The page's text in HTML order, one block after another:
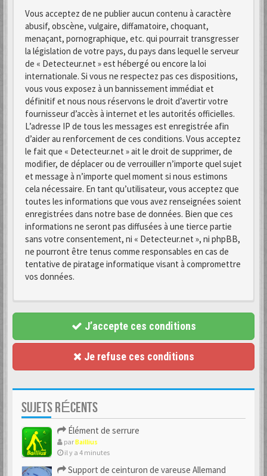
Vous acceptez de ne publier aucun contenu à caractère
abusif, obscène, vulgaire, diffamatoire, choquant,
menaçant, pornographique, etc. qui pourrait transgresser
la législation de votre pays, du pays dans lequel le serveur
de « Detecteur.net » est hébergé ou encore la loi
internationale. Si vous ne respectez pas ces dispositions,
vous vous exposez à un bannissement immédiat et
définitif et nous nous réservons le droit d’avertir votre
fournisseur d’accès à internet et les autorités officielles.
L’adresse IP de tous les messages est enregistrée afin
d’aider au renforcement de ces conditions. Vous acceptez
le fait que « Detecteur.net » ait le droit de supprimer, de
modifier, de déplacer ou de verrouiller n’importe quel sujet
et message à n’importe quel moment si nous estimons
cela nécessaire. En tant qu’utilisateur, vous acceptez que
toutes les informations que vous avez renseignées soient
enregistrées dans notre base de données. Bien que ces
informations ne seront pas diffusées à une tierce partie
sans votre consentement, ni « Detecteur.net », ni phpBB,
ne pourront être tenus comme responsables en cas de
tentative de piratage informatique visant à compromettre
vos données.
J’accepte ces conditions
Je refuse ces conditions
SUJETS RÉCENTS
Élément de serrure
parBaillius
il y a 4 minutes
Support de ceinturon de vareuse Allemand